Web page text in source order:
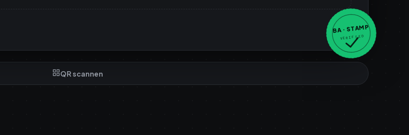
BA · STAMP
VERIFIED
QR scannen